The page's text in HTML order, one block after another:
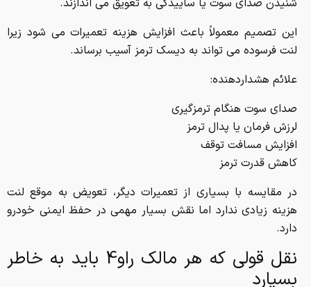
شنیدن صدای سوت یا ساییدگی به تعویق می اندازند.
این تصمیم معمولاً باعث افزایش هزینه تعمیرات می شود زیرا
لنت فرسوده می تواند به دیسک ترمز آسیب برساند.
علائم هشداردهنده:
صدای سوت هنگام ترمزگیری
لرزش فرمان یا پدال ترمز
افزایش مسافت توقف
کاهش قدرت ترمز
در مقایسه با بسیاری از تعمیرات دیگر، تعویض به موقع لنت
هزینه زیادی ندارد اما نقش بسیار مهمی در حفظ ایمنی خودرو
دارد.
نقل قولی که هر مالک راو4 باید به خاطر
بسپارد